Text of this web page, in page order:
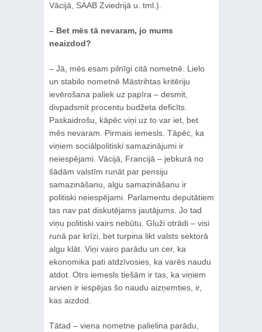
Vācijā, SAAB Zviedrijā u. tml.).
– Bet mēs tā nevaram, jo mums
neaizdod?
– Jā, mēs esam pilnīgi citā nometnē. Lielo
un stabilo nometnē Māstrihtas kritēriju
ievērošana paliek uz papīra – desmit,
divpadsmit procentu budžeta deficīts.
Paskaidrošu, kāpēc viņi uz to var iet, bet
mēs nevaram. Pirmais iemesls. Tāpēc, ka
viņiem sociālpolitiski samazinājumi ir
neiespējami. Vācijā, Francijā – jebkurā no
šādām valstīm runāt par pensiju
samazināšanu, algu samazināšanu ir
politiski neiespējami. Parlamentu deputātiem
tas nav pat diskutējams jautājums. Jo tad
viņu politiski vairs nebūtu. Gluži otrādi – visi
runā par krīzi, bet turpina likt valsts sektorā
algu klāt. Viņi vairo parādu un cer, ka
ekonomika pati atdzīvosies, ka varēs naudu
atdot. Otrs iemesls tiešām ir tas, ka viņiem
arvien ir iespējas šo naudu aizņemties, ir,
kas aizdod.
Tātad – viena nometne palielina parādu,